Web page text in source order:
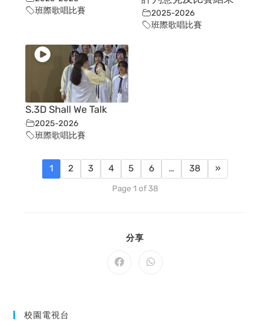
班際歌唱比賽
2025-2026
班際歌唱比賽
S.3D Shall We Talk
2025-2026
班際歌唱比賽
1 2 3 4 5 6 … 38 »
Page 1 of 38
分享
CONTENT
Opens
Opens
校園電視台